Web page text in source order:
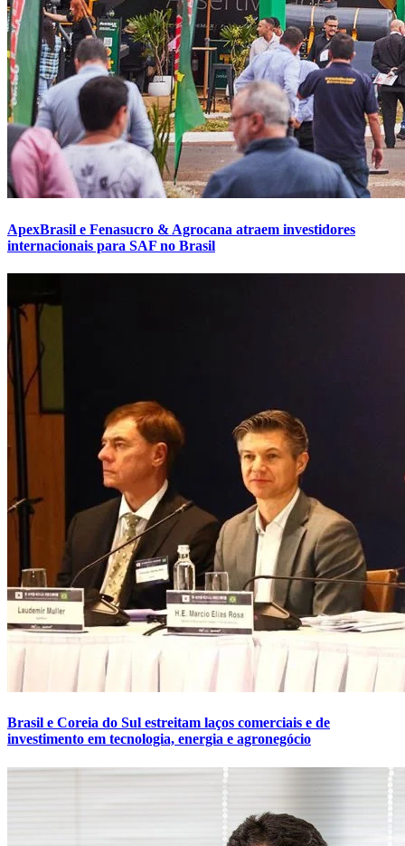
ApexBrasil e Fenasucro & Agrocana atraem investidores
internacionais para SAF no Brasil
Brasil e Coreia do Sul estreitam laços comerciais e de
investimento em tecnologia, energia e agronegócio